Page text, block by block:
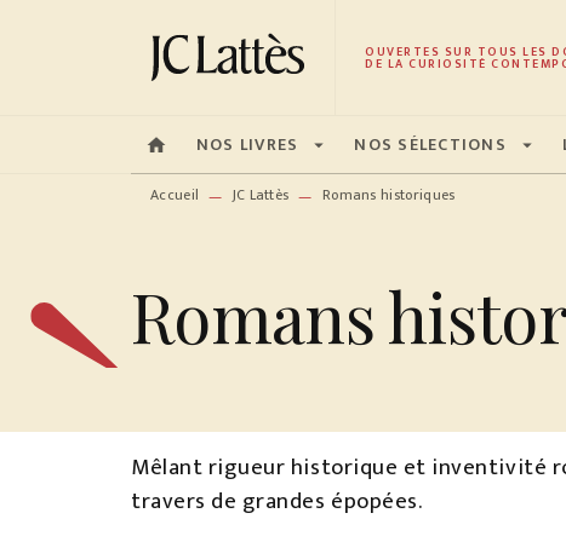
MENU RECHERCHE CONTENU
OUVERTES SUR TOUS LES
DE LA CURIOSITÉ
home NOS LIVRES arrow_drop_down NOS SÉLECTIONS arrow_drop_down
Accueil — JC Lattès — Romans historiques
Romans
Mêlant rigueur historique et inventivité
travers de grandes épopées.